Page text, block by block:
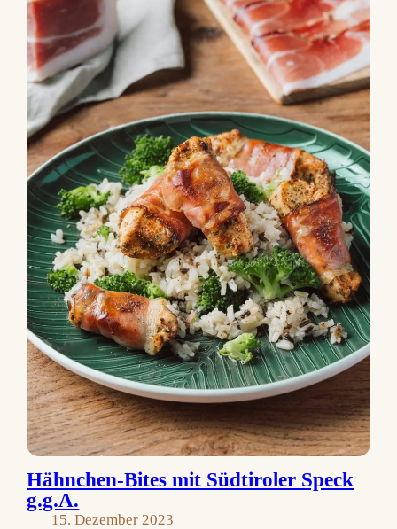
Hähnchen-Bites mit Südtiroler Speck
g.g.A.
15. Dezember 2023